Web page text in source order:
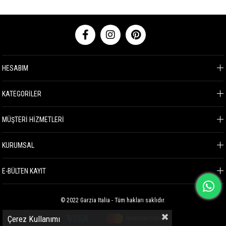
HESABIM
KATEGORİLER
MÜŞTERİ HİZMETLERİ
KURUMSAL
E-BÜLTEN KAYIT
© 2022 Garzia Italia - Tüm hakları saklıdır.
Çerez Kullanımı